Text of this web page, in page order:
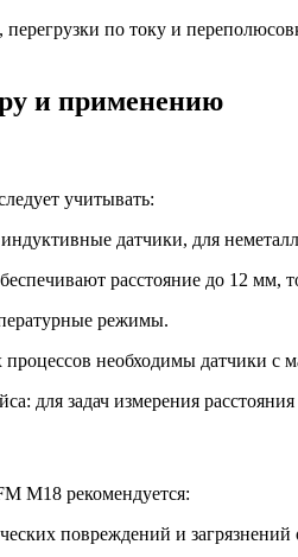
по току и
и применению
учитывать:
датчики, для
расстояние до 12 мм,
режимы.
необходимы датчики с
для задач измерения
M18 рекомендуется:
повреждений и загрязнений